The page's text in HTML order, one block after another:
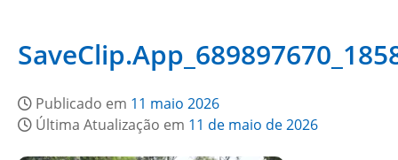
Publicado em 11 maio 2026
Última Atualização em 11 de maio de 2026